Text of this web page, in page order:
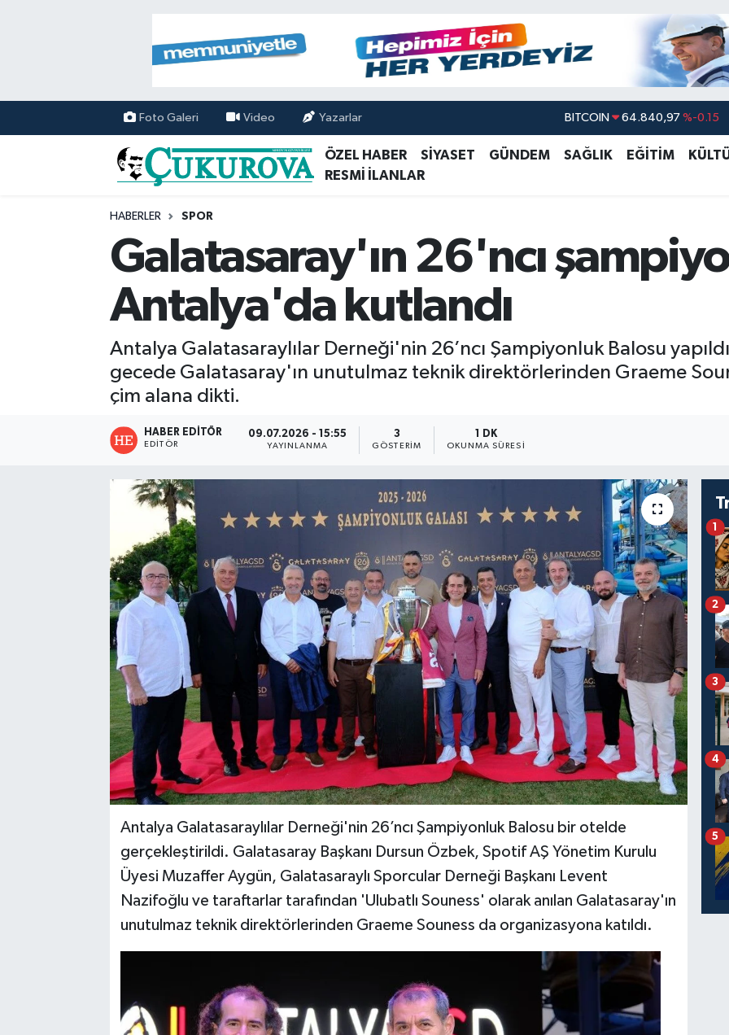
Foto Galeri Video Yazarlar DOLAR 47,7436 %0.18
EURO 55,2510 %0.32
13.779
BITCOIN 64.840,97 %-0.15
ÖZEL HABER SİYASET GÜNDEM SAĞLIK EĞİTİM
RESMİ İLANLAR
HABERLER SPOR
Galatasaray'ın 26'ncı
Antalya'da kutlandı
Antalya Galatasaraylılar Derneği'nin 26’ncı Şampiyonluk Balosu
gecede Galatasaray'ın unutulmaz teknik direktörlerinden Graeme
çim alana dikti.
HABER EDITÖR
EDITÖR
09.07.2026 - 15:55
YAYINLANMA
3
GÖSTERIM
1 DK
OKUNMA SÜRESI
Antalya Galatasaraylılar Derneği'nin 26’ncı Şampiyonluk Balosu bir otelde
gerçekleştirildi. Galatasaray Başkanı Dursun Özbek, Spotif AŞ Yönetim Kurulu
Üyesi Muzaffer Aygün, Galatasaraylı Sporcular Derneği Başkanı Levent
Nazifoğlu ve taraftarlar tarafından 'Ulubatlı Souness' olarak anılan Galatasaray'ın
unutulmaz teknik direktörlerinden Graeme Souness da organizasyona katıldı.
1
2
3
4
5
Mersin Nöbetçi Eczaneler
Mersin Hava Durumu
Mersin Namaz Vakitleri
Mersin Trafik Yoğunluk Haritası
Tüm Manşetler
Son Dakika Haberleri
Haber Arşivi